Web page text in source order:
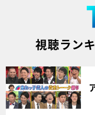
視聴ラン